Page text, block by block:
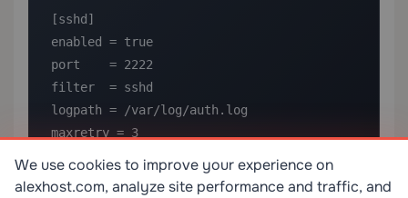
[sshd]
enabled = true
port    = 2222
filter  = sshd
logpath = /var/log/auth.log
maxretry = 3
findtime = 600
We use cookies to improve your experience on
alexhost.com, analyze site performance and traffic, and